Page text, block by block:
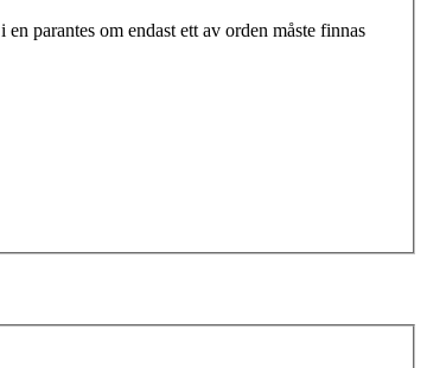
i en parantes om endast ett av orden måste finnas